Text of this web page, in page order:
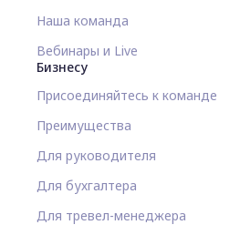
Наша команда
Вебинары и Live
Бизнесу
Присоединяйтесь к команде
Преимущества
Для руководителя
Для бухгалтера
Для тревел-менеджера